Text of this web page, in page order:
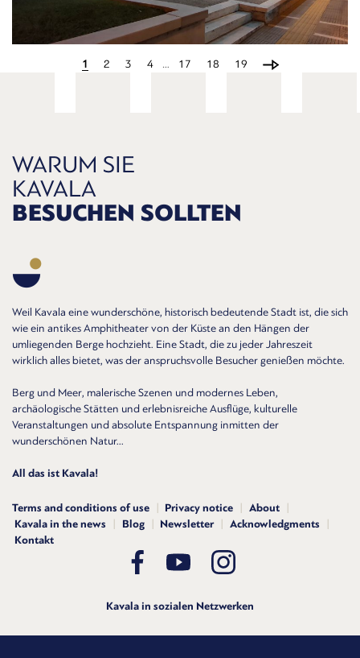
Touristeninformationszentrum
1 2 3 4 … 17 18 19
WARUM SIE
KAVALA
BESUCHEN SOLLTEN
Weil Kavala eine wunderschöne, historisch bedeutende Stadt ist, die sich
wie ein antikes Amphitheater von der Küste an den Hängen der
umliegenden Berge hochzieht. Eine Stadt, die zu jeder Jahreszeit
wirklich alles bietet, was der anspruchsvolle Besucher genießen möchte.
Berg und Meer, malerische Szenen und modernes Leben,
archäologische Stätten und erlebnisreiche Ausflüge, kulturelle
Veranstaltungen und absolute Entspannung inmitten der
wunderschönen Natur...
All das ist Kavala!
Terms and conditions of use Privacy notice
About
Kavala in the news
Blog Newsletter
Acknowledgments
Kontakt
Kavala in sozialen Netzwerken